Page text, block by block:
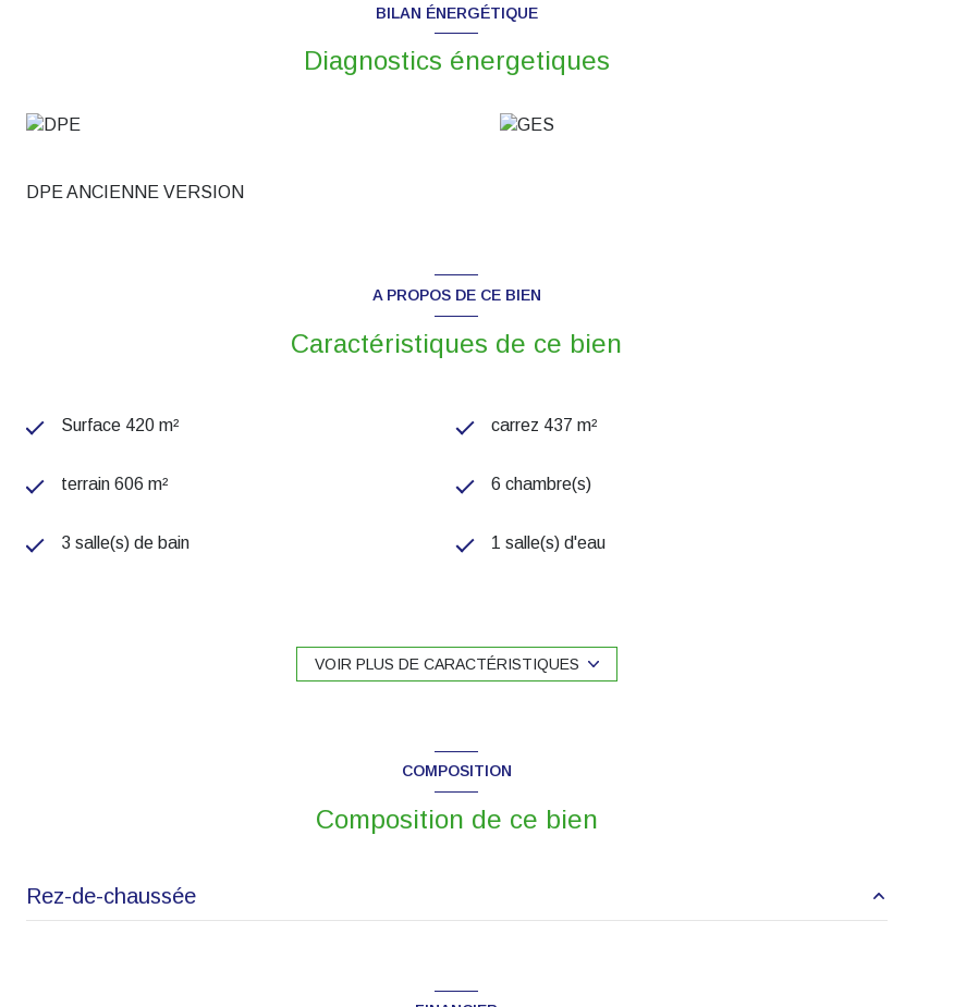
BILAN ÉNERGÉTIQUE
Diagnostics énergetiques
DPE ANCIENNE VERSION
A PROPOS DE CE BIEN
Caractéristiques de ce bien
Surface 420 m² carrez 437 m²
terrain 606 m² 6 chambre(s)
3 salle(s) de bain 1 salle(s) d'eau
Chauffage individuel : radiateur (gaz) 1 garage(s)
balcon
visiophone
VOIR PLUS DE CARACTÉRISTIQUES
COMPOSITION
Composition de ce bien
Rez-de-chaussée